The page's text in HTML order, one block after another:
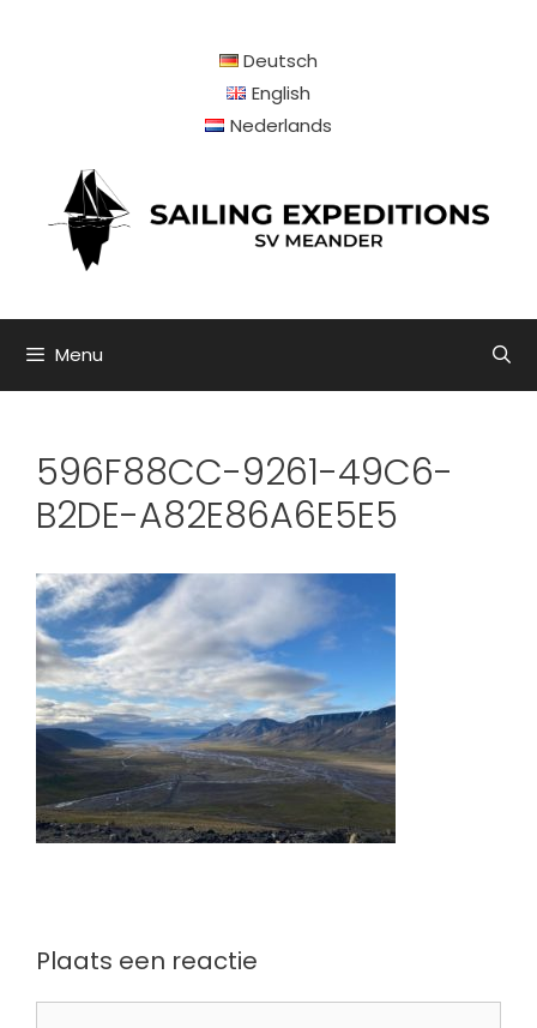
Deutsch
English
Nederlands
Menu
596F88CC-9261-49C6-
B2DE-A82E86A6E5E5
Plaats een reactie